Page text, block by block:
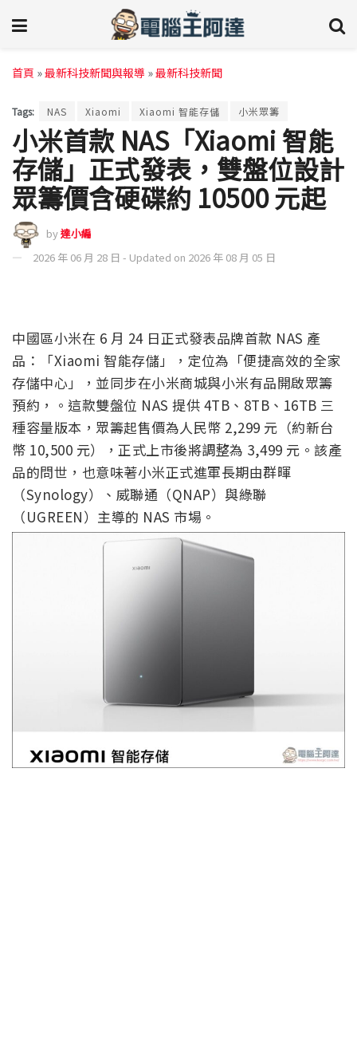
首頁 »最新科技新聞與報導 »最新科技新聞
Tags: NAS Xiaomi Xiaomi 智能存儲 小米眾籌
小米首款 NAS「Xiaomi 智能
存儲」正式發表，雙盤位設計
眾籌價含硬碟約 10500 元起
by達小編
2026 年 06 月 28 日 - Updated on 2026 年 08 月 05 日
中國區小米在 6 月 24 日正式發表品牌首款 NAS 產
品：「Xiaomi 智能存儲」，定位為「便捷高效的全家
存儲中心」，並同步在小米商城與小米有品開啟眾籌
預約，。這款雙盤位 NAS 提供 4TB、8TB、16TB 三
種容量版本，眾籌起售價為人民幣 2,299 元（約新台
幣 10,500 元），正式上市後將調整為 3,499 元。該產
品的問世，也意味著小米正式進軍長期由群暉
（Synology）、威聯通（QNAP）與綠聯
（UGREEN）主導的 NAS 市場。